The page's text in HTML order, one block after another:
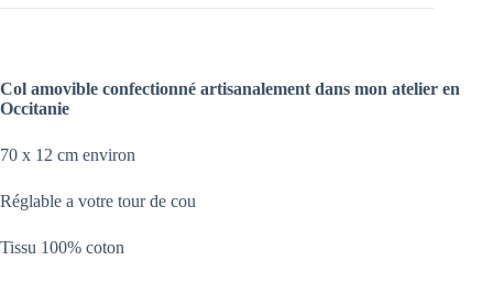
Col amovible confectionné artisanalement dans mon atelier en
Occitanie
70 x 12 cm environ
Réglable a votre tour de cou
Tissu 100% coton